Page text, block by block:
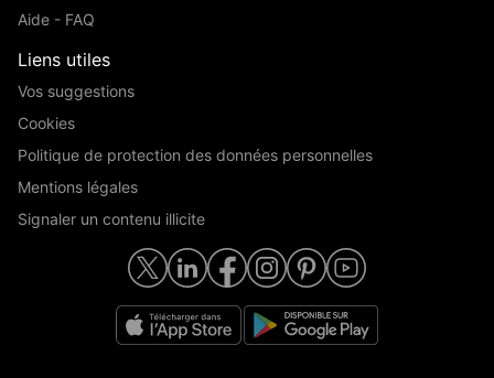
Aide - FAQ
Liens utiles
Vos suggestions
Cookies
Politique de protection des données personnelles
Mentions légales
Signaler un contenu illicite